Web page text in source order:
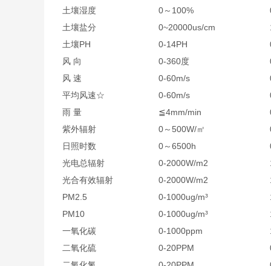
土壤湿度
0～100%
土壤盐分
0~20000us/cm
土壤PH
0-14PH
风 向
0-360度
风 速
0-60m/s
平均风速☆
0-60m/s
雨 量
≦4mm/min
紫外辐射
0～500W/㎡
日照时数
0～6500h
光电总辐射
0-2000W/m2
光合有效辐射
0-2000W/m2
PM2.5
0-1000ug/m³
PM10
0-1000ug/m³
一氧化碳
0-1000ppm
二氧化硫
0-20PPM